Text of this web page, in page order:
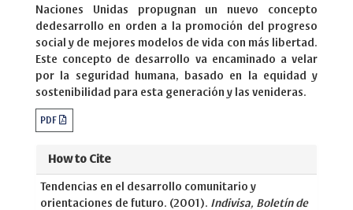
Naciones Unidas propugnan un nuevo concepto
dedesarrollo en orden a la promoción del progreso
social y de mejores modelos de vida con más libertad.
Este concepto de desarrollo va encaminado a velar
por la seguridad humana, basado en la equidad y
sostenibilidad para esta generación y las venideras.
PDF
How to Cite
Tendencias en el desarrollo comunitario y
orientaciones de futuro. (2001). Indivisa, Boletín de